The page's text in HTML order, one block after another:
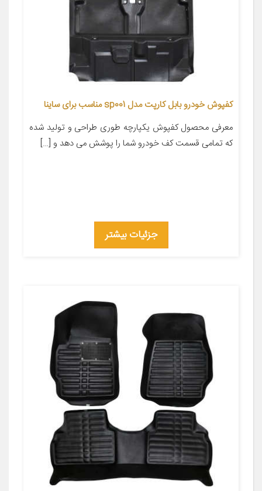
کفپوش خودرو بابل کارپت مدل sp001 مناسب برای ساینا
معرفی محصول کفپوش یکپارچه طوری طراحی و تولید شده
که تمامی قسمت کف خودرو شما را پوشش می دهد و […]
جزئیات بیشتر